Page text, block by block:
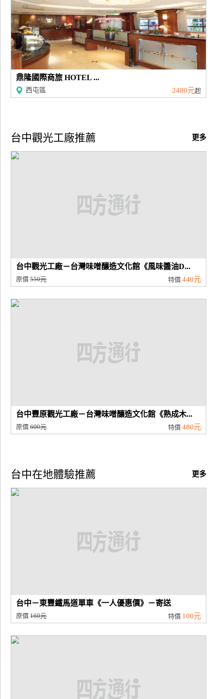
廠
商
合
作
旅
伴
商
鼎隆國際商旅 HOTEL ...
西屯區 2480元起
更多
台中觀光工廠推薦
台中觀光工廠－台灣味噌釀造文化館《風味醬油D...
原價550元 特價 440元
台中豐原觀光工廠－台灣味噌釀造文化館《熟成木...
原價600元 特價 480元
更多
台中在地體驗推薦
台中－東豐鐵馬道單車《一人優惠價》－寄送
原價160元 特價 100元